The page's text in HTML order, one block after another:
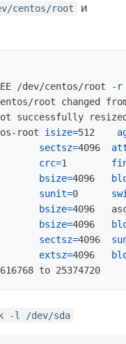
centos/root
и
/dev/centos/root
-r
root changed
successfully
root isize=512
sectsz=4096
crc=1
bsize=4096
sunit=0
2 bsize=4096
bsize=4096
sectsz=4096
extsz=4096
-l /dev/sda